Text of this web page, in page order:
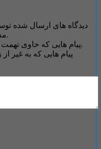
دیدگاه های ارسال شده
مدیریت در وب منتشر خواهد شد.
پیام هایی که حاوی تهمت یا افترا باشد منتشر نخواهد شد.
پیام هایی که به غیر